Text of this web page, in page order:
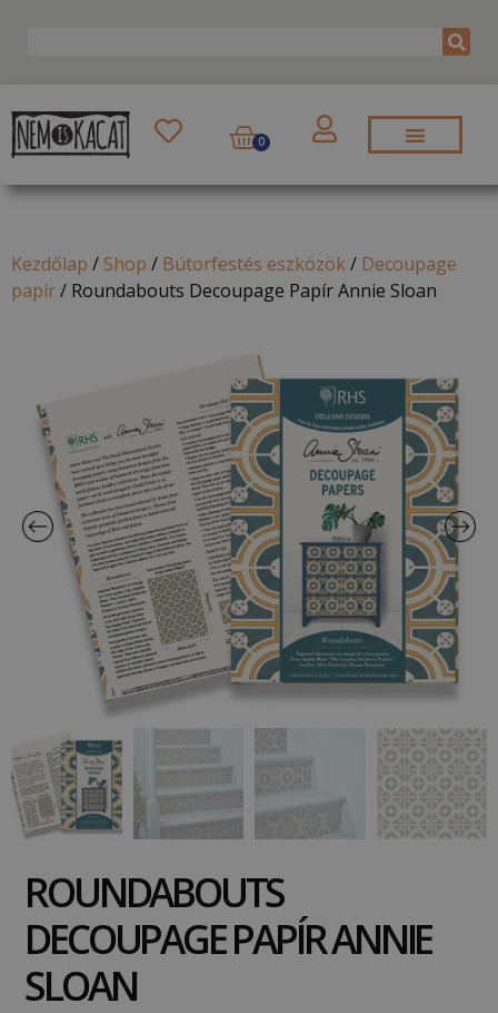
0
Kezdőlap / Shop / Bútorfestés eszközök/ Decoupage
papír/ Roundabouts Decoupage Papír Annie Sloan
ROUNDABOUTS
DECOUPAGE PAPÍR ANNIE
SLOAN